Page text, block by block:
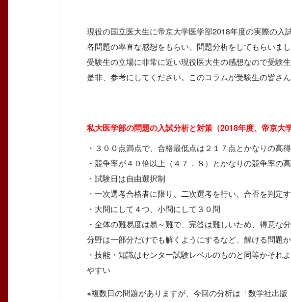
現役の国立医大生に帝京大学医学部2018年度の実際の入
各問題の率直な感想をもらい、問題分析をしてもらいまし
受験生の立場に非常に近い現役医大生の感想なので受験
是非、参考にしてください。このコラムが受験生の皆さ
私大医学部の問題の入試分析と対策（2018年度、帝京大
・３００点満点で、合格最低点は２１７点とかなりの高
・競争率が４０倍以上（４７．８）とかなりの競争率の
・試験日は自由選択制
・一次選考合格者に限り、二次選考を行い、合否を判定
・大問にして４つ、小問にして３０問
・全体の難易度は易～難で、完答は難しいため、得意な
分野は一部分だけでも解くようにするなど、解ける問題
・技能・知識はセンター試験レベルのものと同等かそれ
やすい
※複数日の問題がありますが、今回の分析は「数学社